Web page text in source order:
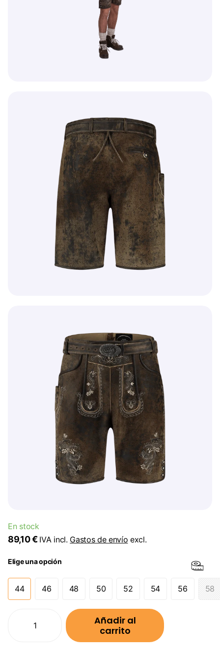
En stock
89,10 € IVA incl. Gastos de envío excl.
Elige una opción
44 46 48 50 52 54 56 58
Añadir al
carrito